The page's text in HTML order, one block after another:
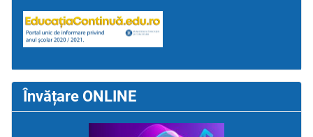
Învățare ONLINE